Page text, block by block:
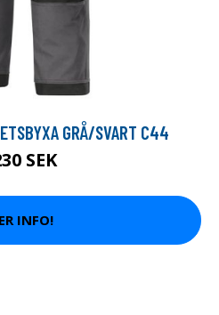
GRÅ/SVART C44
SEK
INFO!